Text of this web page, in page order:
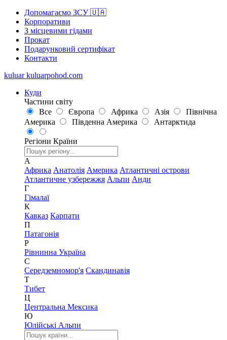
Допомагаємо ЗСУ 🇺🇦
Корпоративи
З місцевими гідами
Прокат
Подарунковий сертифікат
Контакти
kuluar kuluarpohod.com
Куди
Частини світу
Все
Європа Африка Азія
Північна
Америка
Південна Америка Антарктида
Регіони Країни
А
Африка Анатолія Америка Атлантичні острови
Атлантичне узбережжя Альпи Анди
Г
Гімалаї
К
Кавказ Карпати
П
Патагонія
Р
Рівнинна Україна
С
Середземномор'я Скандинавія
Т
Тибет
Ц
Центральна Мексика
Ю
Юлійські Альпи